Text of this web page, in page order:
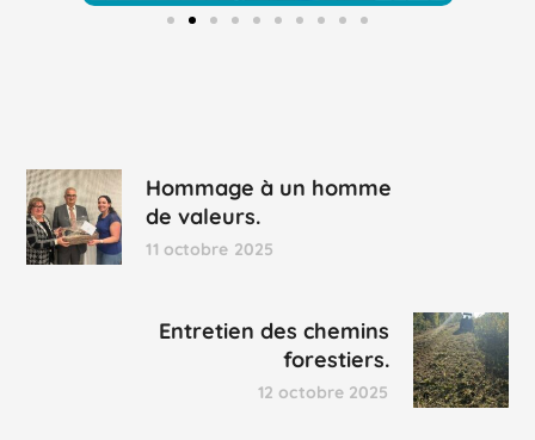
Hommage à un homme
de valeurs.
11 octobre 2025
Entretien des chemins
forestiers.
12 octobre 2025